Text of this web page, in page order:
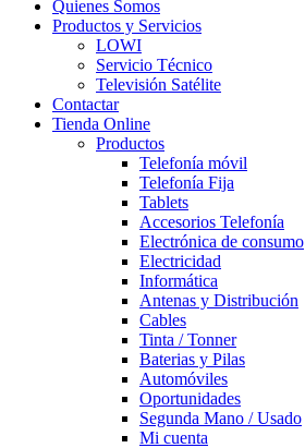
Quienes Somos
Productos y Servicios
LOWI
Servicio Técnico
Televisión Satélite
Contactar
Tienda Online
Productos
Telefonía móvil
Telefonía Fija
Tablets
Accesorios Telefonía
Electrónica de consumo
Electricidad
Informática
Antenas y Distribución
Cables
Tinta / Tonner
Baterias y Pilas
Automóviles
Oportunidades
Segunda Mano / Usado
Mi cuenta